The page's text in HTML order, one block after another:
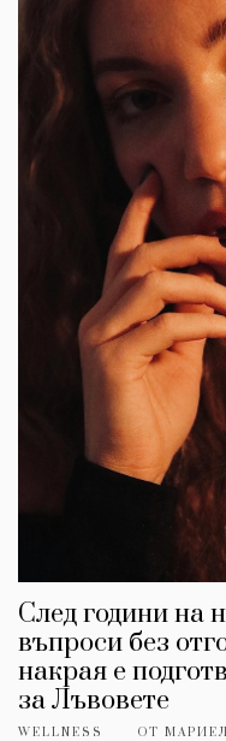
След години на
въпроси без
накрая е
за Лъвовете
WELLNESS ОТ